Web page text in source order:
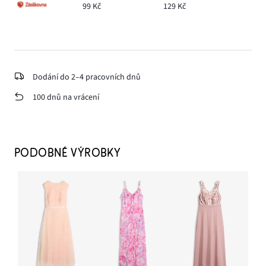
99 Kč 129 Kč
Dodání do 2–4 pracovních dnů
100 dnů na vrácení
PODOBNÉ VÝROBKY